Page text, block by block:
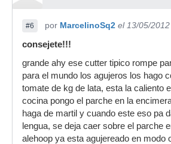
#6 por MarcelinoSq2 el 13/05/2012
consejete!!!
grande ahy ese cutter tipico rompe
para el mundo los agujeros los hago
tomate de kg de lata, esta la caliento
cocina pongo el parche en la
haga de martil y cuando este eso pa
lengua, se deja caer sobre el parche
alehoop ya esta agujereado en modo